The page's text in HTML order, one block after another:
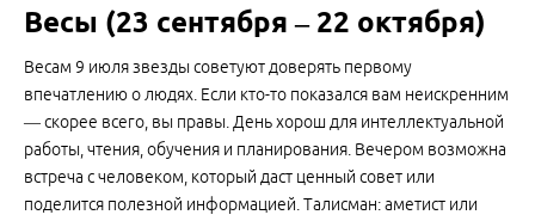
Весы (23 сентября – 22 октября)
Весам 9 июля звезды советуют доверять первому
впечатлению о людях. Если кто-то показался вам неискренним
— скорее всего, вы правы. День хорош для интеллектуальной
работы, чтения, обучения и планирования. Вечером возможна
встреча с человеком, который даст ценный совет или
поделится полезной информацией. Талисман: аметист или